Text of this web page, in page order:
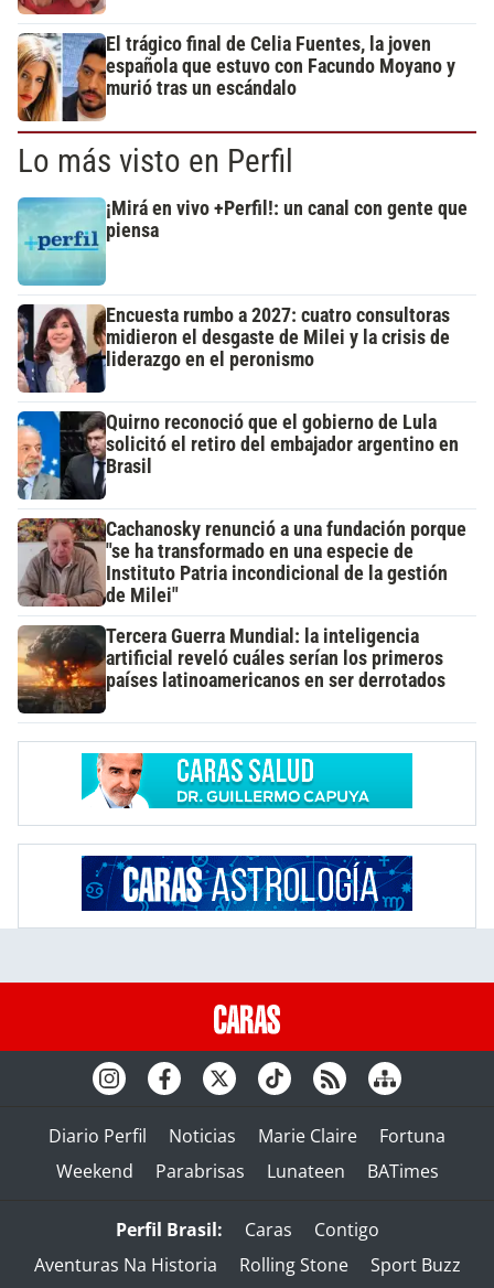
El trágico final de Celia Fuentes, la joven
española que estuvo con Facundo Moyano y
murió tras un escándalo
Lo más visto en Perfil
¡Mirá en vivo +Perfil!: un canal con gente que
piensa
Encuesta rumbo a 2027: cuatro consultoras
midieron el desgaste de Milei y la crisis de
liderazgo en el peronismo
Quirno reconoció que el gobierno de Lula
solicitó el retiro del embajador argentino en
Brasil
Cachanosky renunció a una fundación porque
"se ha transformado en una especie de
Instituto Patria incondicional de la gestión
de Milei"
Tercera Guerra Mundial: la inteligencia
artificial reveló cuáles serían los primeros
países latinoamericanos en ser derrotados
Diario Perfil Noticias Marie Claire
Fortuna
Weekend
Parabrisas Lunateen BATimes
Perfil Brasil: Caras
Contigo
Aventuras Na Historia
Rolling Stone Sport Buzz